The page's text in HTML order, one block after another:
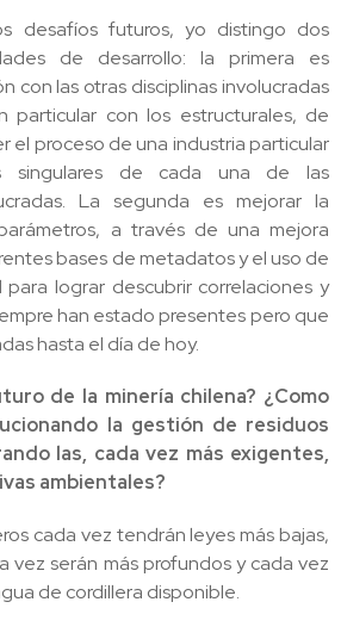
desafíos futuros, yo distingo dos
de desarrollo: la primera es
con las otras disciplinas involucradas
particular con los estructurales, de
el proceso de una industria particular
singulares de cada una de las
La segunda es mejorar la
a través de una mejora
bases de metadatos y el uso de
lograr descubrir correlaciones y
han estado presentes pero que
hasta el día de hoy.
de la minería chilena? ¿Como
la gestión de residuos
las, cada vez más exigentes,
ambientales?
cada vez tendrán leyes más bajas,
vez serán más profundos y cada vez
de cordillera disponible.